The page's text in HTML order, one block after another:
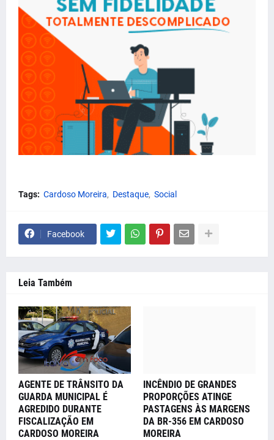
Tags: Cardoso Moreira Destaque Social
Facebook
Leia Também
AGENTE DE TRÂNSITO DA
GUARDA MUNICIPAL É
AGREDIDO DURANTE
FISCALIZAÇÃO EM
CARDOSO MOREIRA
INCÊNDIO DE GRANDES
PROPORÇÕES ATINGE
PASTAGENS ÀS MARGENS
DA BR-356 EM CARDOSO
MOREIRA